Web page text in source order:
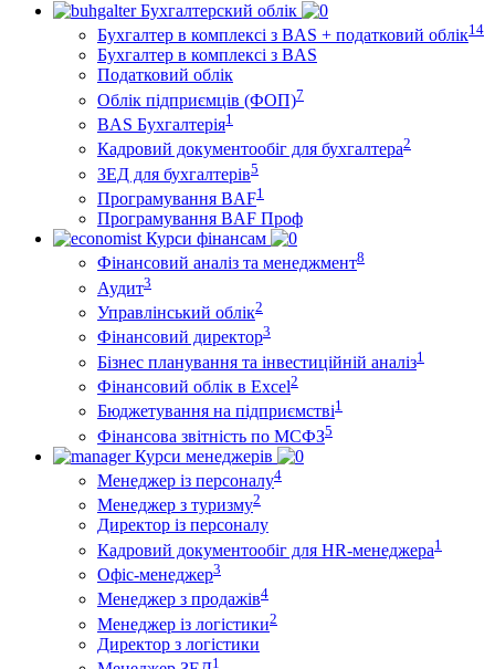
Бухгалтерский облік
Бухгалтер в комплексі з BAS + податковий облік14
Бухгалтер в комплексі з BAS
Податковий облік
Облік підприємців (ФОП)7
BAS Бухгалтерія1
Кадровий документообіг для бухгалтера2
ЗЕД для бухгалтерів5
Програмування BAF1
Програмування BAF Проф
Курси фінансам
Фінансовий аналіз та менеджмент8
Аудит3
Управлінський облік2
Фінансовий директор3
Бізнес планування та інвестиційній аналіз1
Фінансовий облiк в Excel2
Бюджетування на підприємстві1
Фінансова звітність по МСФЗ5
Курси менеджерів
Менеджер із персоналу4
Менеджер з туризму2
Директор iз персоналу
Кадровий документообіг для HR-менеджера1
Офіс-менеджер3
Менеджер з продажів4
Менеджер із логістики2
Директор з логістики
1